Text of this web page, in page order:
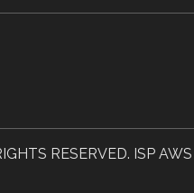
RESERVED. ISP AWS